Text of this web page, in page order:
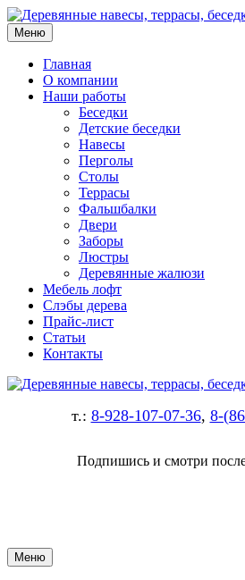
Меню
Главная
О компании
Наши работы
Беседки
Детские беседки
Навесы
Перголы
Столы
Террасы
Фальшбалки
Двери
Заборы
Люстры
Деревянные жалюзи
Мебель лофт
Слэбы дерева
Прайс-лист
Статьи
Контакты
т.: 8-928-107-07-36, 8-
Подпишись и смотри
Меню